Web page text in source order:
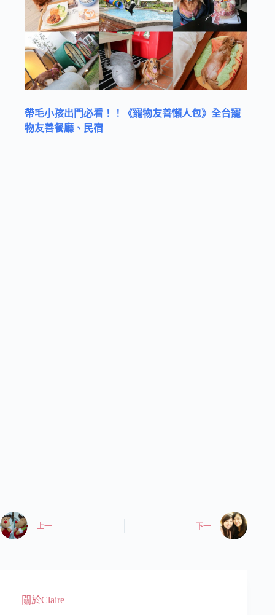
帶毛小孩出門必看！！《寵物友善懶人包》全台寵
物友善餐廳、民宿
上一 下一
關於Claire